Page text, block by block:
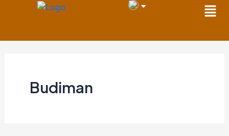
Budiman